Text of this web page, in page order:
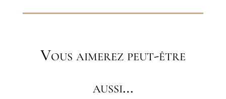
Vous aimerez peut-être
aussi…